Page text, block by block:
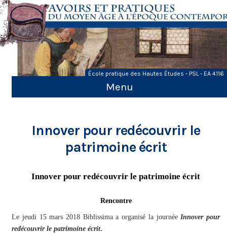
Skip
to
content
École pratique des Hautes Études - PSL - EA 4116
Menu
Innover pour redécouvrir le
patrimoine écrit
Innover pour redécouvrir le patrimoine écrit
Rencontre
Le jeudi 15 mars 2018 Biblissima a organisé la journéeInnover pour
redécouvrir le patrimoine écrit.